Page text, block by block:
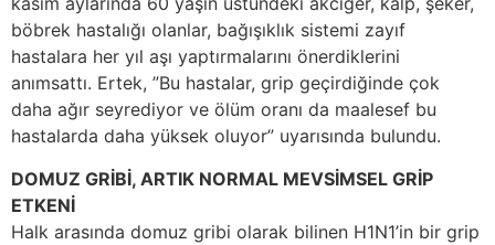
böbrek hastalığı olanlar, bağışıklık sistemi zayıf
hastalara her yıl aşı yaptırmalarını önerdiklerini
anımsattı. Ertek, ”Bu hastalar, grip geçirdiğinde çok
daha ağır seyrediyor ve ölüm oranı da maalesef bu
hastalarda daha yüksek oluyor” uyarısında bulundu.
DOMUZ GRİBİ, ARTIK NORMAL MEVSİMSEL GRİP
ETKENİ
Halk arasında domuz gribi olarak bilinen H1N1’in bir grip